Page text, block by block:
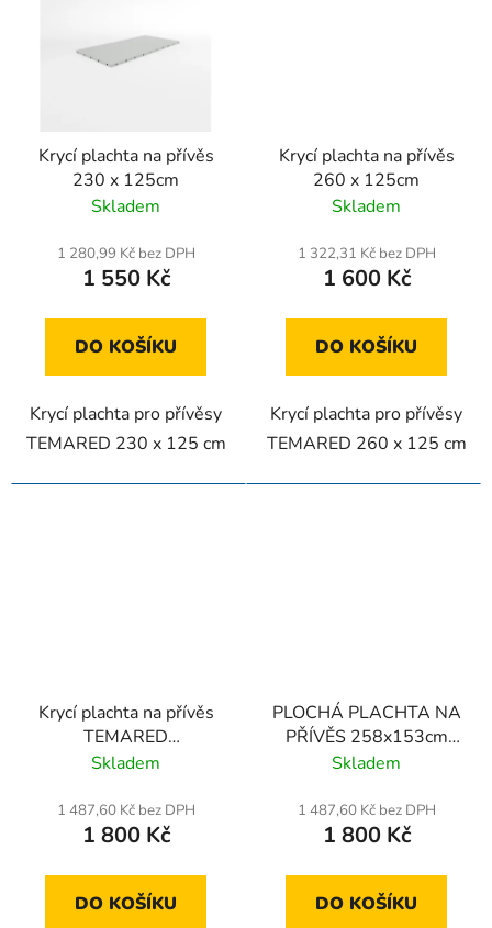
Krycí plachta na přívěs
230 x 125cm
Skladem
1 280,99 Kč bez DPH
1 550 Kč
DO KOŠÍKU
Krycí plachta pro přívěsy
TEMARED 230 x 125 cm
Krycí plachta na přívěs
260 x 125cm
Skladem
1 322,31 Kč bez DPH
1 600 Kč
DO KOŠÍKU
Krycí plachta pro přívěsy
TEMARED 260 x 125 cm
Krycí plachta na přívěs
TEMARED
TRANSPORTER 2515
Skladem
1 487,60 Kč bez DPH
1 800 Kč
DO KOŠÍKU
PLOCHÁ PLACHTA NA
PŘÍVĚS 258x153cm
BRENDERUP 2260WS
Skladem
1 487,60 Kč bez DPH
1 800 Kč
DO KOŠÍKU